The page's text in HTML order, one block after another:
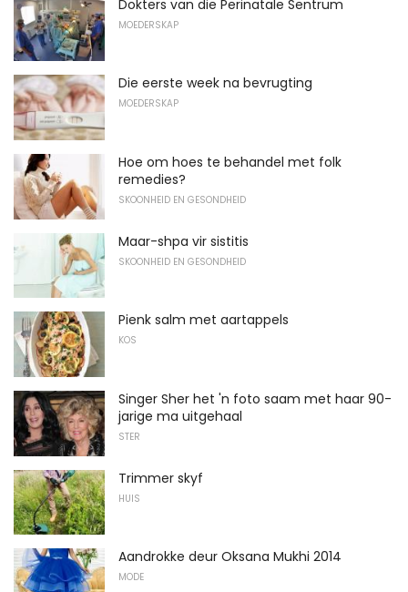
Dokters van die Perinatale Sentrum
MOEDERSKAP
Die eerste week na bevrugting
MOEDERSKAP
Hoe om hoes te behandel met folk
remedies?
SKOONHEID EN GESONDHEID
Maar-shpa vir sistitis
SKOONHEID EN GESONDHEID
Pienk salm met aartappels
KOS
Singer Sher het 'n foto saam met haar 90-
jarige ma uitgehaal
STER
Trimmer skyf
HUIS
Aandrokke deur Oksana Mukhi 2014
MODE